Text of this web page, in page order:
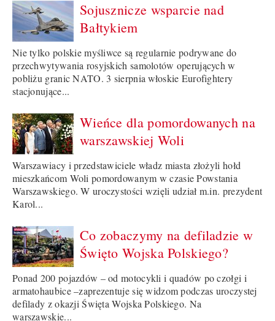
Sojusznicze wsparcie nad
Bałtykiem
Nie tylko polskie myśliwce są regularnie podrywane do
przechwytywania rosyjskich samolotów operujących w
pobliżu granic NATO. 3 sierpnia włoskie Eurofightery
stacjonujące...
Wieńce dla pomordowanych na
warszawskiej Woli
Warszawiacy i przedstawiciele władz miasta złożyli hołd
mieszkańcom Woli pomordowanym w czasie Powstania
Warszawskiego. W uroczystości wzięli udział m.in. prezydent
Karol...
Co zobaczymy na defiladzie w
Święto Wojska Polskiego?
Ponad 200 pojazdów – od motocykli i quadów po czołgi i
armatohaubice –zaprezentuje się widzom podczas uroczystej
defilady z okazji Święta Wojska Polskiego. Na
warszawskie...